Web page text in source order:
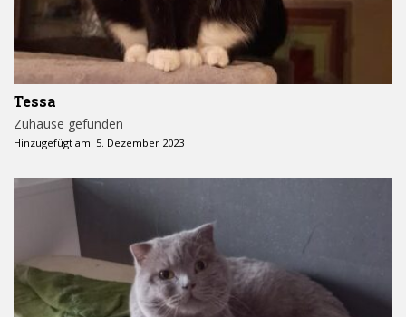
Tessa
Zuhause gefunden
Hinzugefügt am: 5. Dezember 2023